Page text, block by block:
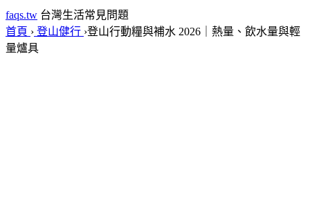
faqs.tw 台灣生活常見問題
首頁 › 登山健行 ›登山行動糧與補水 2026｜熱量、飲水量與輕
量爐具